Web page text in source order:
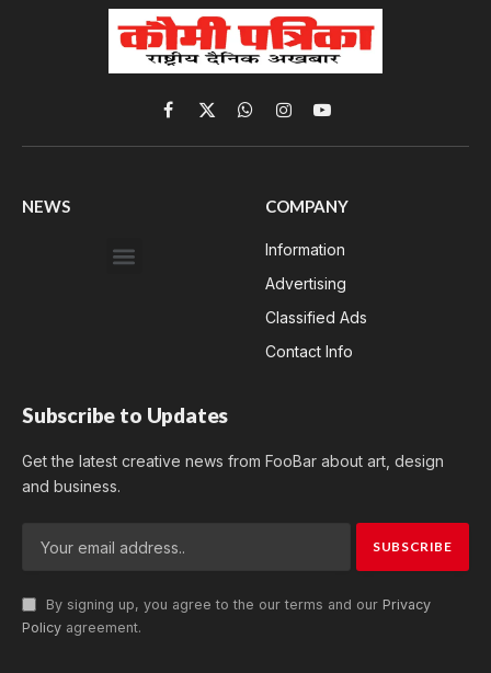
Facebook
X
(Twitter)
WhatsApp
InstagramYouTube
NEWS COMPANY
Information
Advertising
Classified Ads
Contact Info
Subscribe to Updates
Get the latest creative news from FooBar about art, design
and business.
By signing up, you agree to the our terms and our Privacy
Policy agreement.